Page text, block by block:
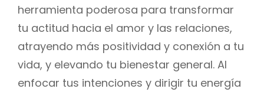
herramienta poderosa para transformar
tu actitud hacia el amor y las relaciones,
atrayendo más positividad y conexión a tu
vida, y elevando tu bienestar general. Al
enfocar tus intenciones y dirigir tu energía